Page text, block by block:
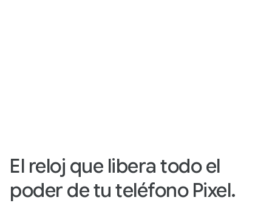
El reloj que libera todo el
poder de tu teléfono Pixel.